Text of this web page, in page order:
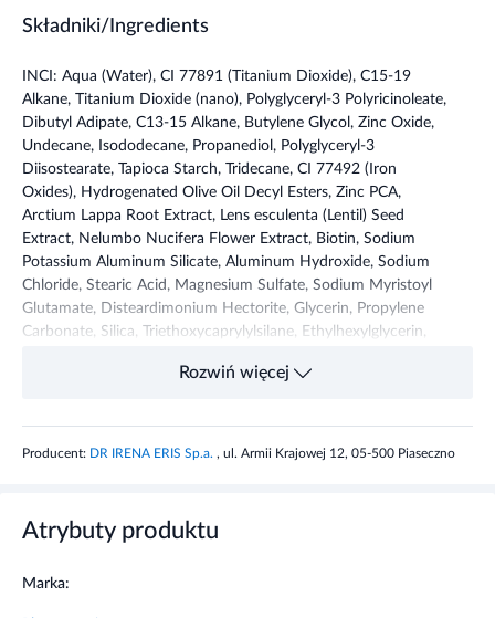
Składniki/Ingredients
INCI: Aqua (Water), CI 77891 (Titanium Dioxide), C15-19
Alkane, Titanium Dioxide (nano), Polyglyceryl-3 Polyricinoleate,
Dibutyl Adipate, C13-15 Alkane, Butylene Glycol, Zinc Oxide,
Undecane, Isododecane, Propanediol, Polyglyceryl-3
Diisostearate, Tapioca Starch, Tridecane, CI 77492 (Iron
Oxides), Hydrogenated Olive Oil Decyl Esters, Zinc PCA,
Arctium Lappa Root Extract, Lens esculenta (Lentil) Seed
Extract, Nelumbo Nucifera Flower Extract, Biotin, Sodium
Potassium Aluminum Silicate, Aluminum Hydroxide, Sodium
Chloride, Stearic Acid, Magnesium Sulfate, Sodium Myristoyl
Glutamate, Disteardimonium Hectorite, Glycerin, Propylene
Carbonate, Silica, Triethoxycaprylylsilane, Ethylhexylglycerin,
Phenoxyethanol, Sodium Benzoate, Potassium Sorbate,
(Iron Oxides).
Pharmaceris F Mineralny dermo-fluid matujący Natural 20 to
Rozwiń więcej
Producent: DR IRENA ERIS Sp.a. , ul. Armii Krajowej 12, 05-500 Piaseczno
Atrybuty produktu
Marka: